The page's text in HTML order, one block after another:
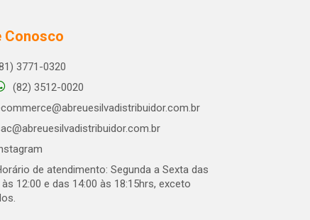
Conosco
3771-0320
(82) 3512-0020
de atendimento: Segunda a Sexta das
às 12:00 e das 14:00 às 18:15hrs, exceto